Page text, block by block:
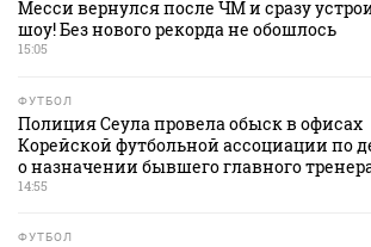
Месси вернулся после ЧМ и сразу
шоу! Без нового рекорда не обошлось
15:05
ФУТБОЛ
Полиция Сеула провела обыск в офисах
Корейской футбольной ассоциации по
о назначении бывшего главного
14:55
ФУТБОЛ